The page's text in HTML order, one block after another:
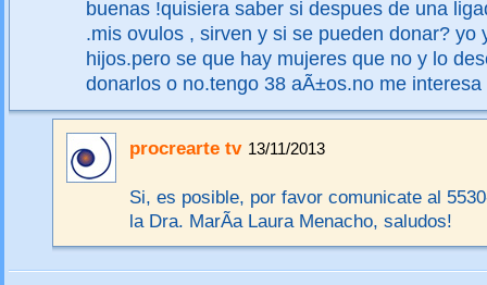
buenas !quisiera saber si despues de una
.mis ovulos , sirven y si se pueden donar? yo
hijos.pero se que hay mujeres que no y lo
donarlos o no.tengo 38 aÃ±os.no me
procrearte tv 13/11/2013
Si, es posible, por favor comunicate al
la Dra. MarÃ­a Laura Menacho, saludos!